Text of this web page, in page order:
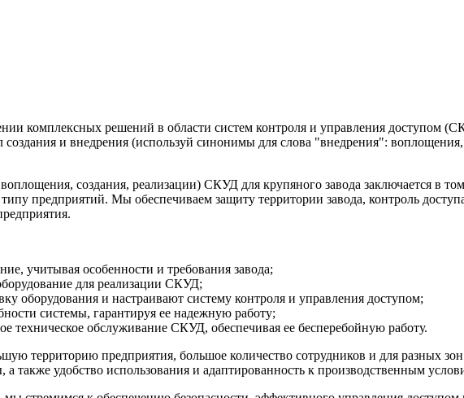
комплексных решений в области систем контроля и управления доступом
и внедрения (используй синонимы для слова "внедрения":
создания, реализации) СКУД для крупяного завода заключается в
предприятий. Мы обеспечиваем защиту территории завода, контроль
учитывая особенности и требования завода;
для реализации СКУД;
оборудования и настраивают систему контроля и управления доступом;
системы, гарантируя ее надежную работу;
техническое обслуживание СКУД, обеспечивая ее бесперебойную работу.
территорию предприятия, большое количество сотрудников и для разных
также удобство использования и адаптированность к производственным